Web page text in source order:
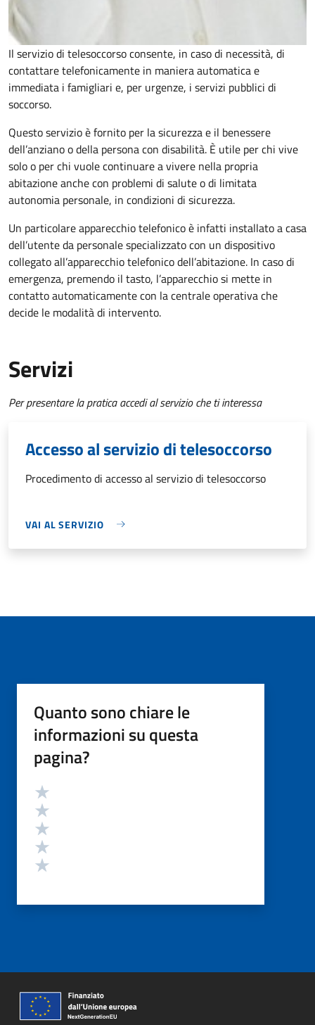
Il servizio di telesoccorso consente, in caso di necessità, di
contattare telefonicamente in maniera automatica e
immediata i famigliari e, per urgenze, i servizi pubblici di
soccorso.
Questo servizio è fornito per la sicurezza e il benessere
dell’anziano o della persona con disabilità. È utile per chi vive
solo o per chi vuole continuare a vivere nella propria
abitazione anche con problemi di salute o di limitata
autonomia personale, in condizioni di sicurezza.
Un particolare apparecchio telefonico è infatti installato a casa
dell’utente da personale specializzato con un dispositivo
collegato all’apparecchio telefonico dell’abitazione. In caso di
emergenza, premendo il tasto, l’apparecchio si mette in
contatto automaticamente con la centrale operativa che
decide le modalità di intervento.
Servizi
Per presentare la pratica accedi al servizio che ti interessa
Accesso al servizio di telesoccorso
Procedimento di accesso al servizio di telesoccorso
VAI AL SERVIZIO
Quanto sono chiare le
informazioni su questa
pagina?
Valutazione